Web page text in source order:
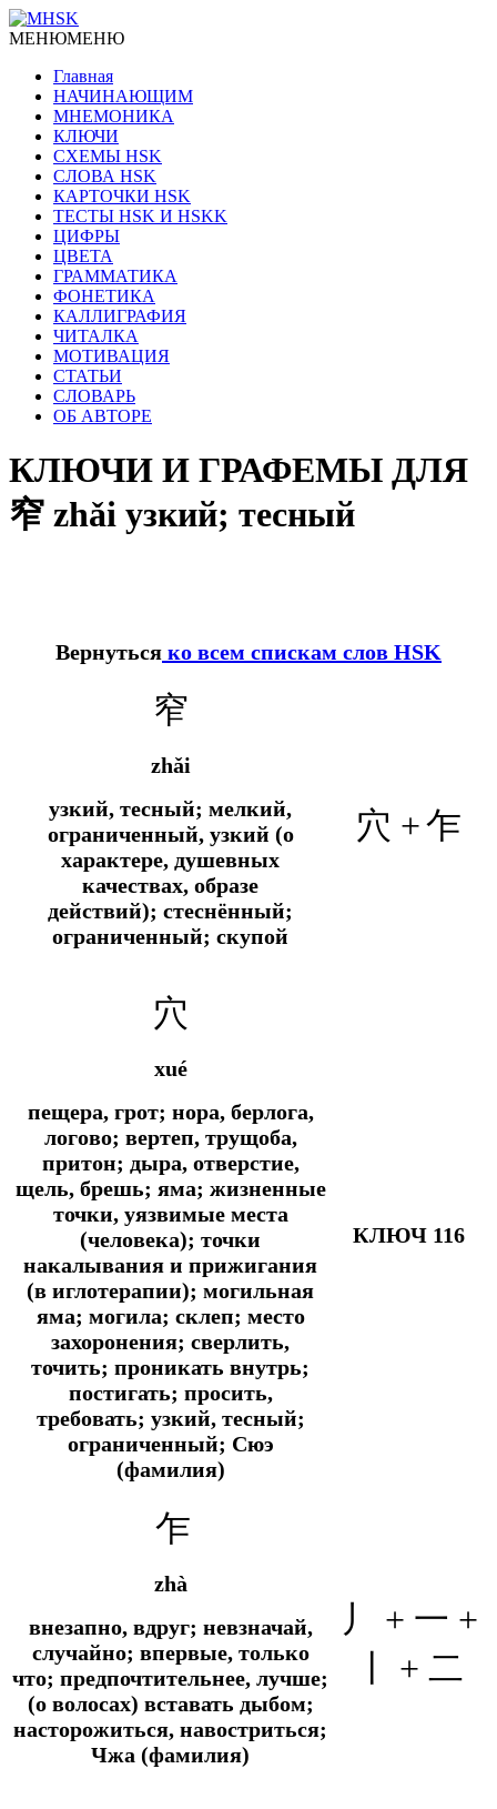
МЕНЮМЕНЮ
Главная
НАЧИНАЮЩИМ
МНЕМОНИКА
КЛЮЧИ
СХЕМЫ HSK
СЛОВА HSK
КАРТОЧКИ HSK
ТЕСТЫ HSK И HSKK
ЦИФРЫ
ЦВЕТА
ГРАММАТИКА
ФОНЕТИКА
КАЛЛИГРАФИЯ
ЧИТАЛКА
МОТИВАЦИЯ
СТАТЬИ
СЛОВАРЬ
ОБ АВТОРЕ
КЛЮЧИ И ГРАФЕМЫ ДЛЯ
窄 zhǎi узкий; тесный
Вернуться ко всем спискам слов HSK
窄
zhǎi
узкий, тесный; мелкий,
ограниченный, узкий (о
характере, душевных
качествах, образе
действий); стеснённый;
ограниченный; скупой
穴 +乍
穴
xué
пещера, грот; нора, берлога,
логово; вертеп, трущоба,
притон; дыра, отверстие,
щель, брешь; яма; жизненные
точки, уязвимые места
(человека); точки
накалывания и прижигания
(в иглотерапии); могильная
яма; могила; склеп; место
захоронения; сверлить,
точить; проникать внутрь;
постигать; просить,
требовать; узкий, тесный;
ограниченный; Сюэ
(фамилия)
КЛЮЧ 116
乍
zhà
внезапно, вдруг; невзначай,
случайно; впервые, только
что; предпочтительнее, лучше;
(о волосах) вставать дыбом;
насторожиться, навостриться;
Чжа (фамилия)
丿 + 一 +
丨 + 二